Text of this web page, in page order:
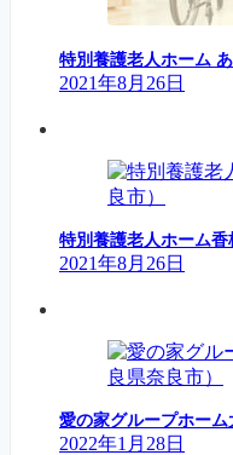
特別養護老人ホーム
2021年8月26日
特別養護老人ホーム香
2021年8月26日
愛の家グループホーム
2022年1月28日